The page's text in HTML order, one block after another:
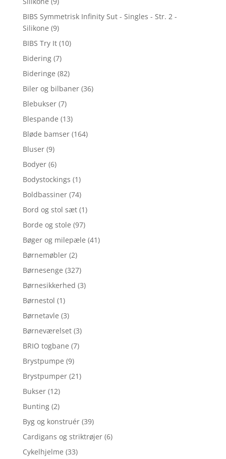
BIBS Symmetrisk Infinity Sut - Singles - Str. 2 -
Silikone (9)
BIBS Try It (10)
Bidering (7)
Bideringe (82)
Biler og bilbaner (36)
Blebukser (7)
Blespande (13)
Bløde bamser (164)
Bluser (9)
Bodyer (6)
Bodystockings (1)
Boldbassiner (74)
Bord og stol sæt (1)
Borde og stole (97)
Bøger og milepæle (41)
Børnemøbler (2)
Børnesenge (327)
Børnesikkerhed (3)
Børnestol (1)
Børnetavle (3)
Børneværelset (3)
BRIO togbane (7)
Brystpumpe (9)
Brystpumper (21)
Bukser (12)
Bunting (2)
Byg og konstruér (39)
Cardigans og striktrøjer (6)
Cykelhjelme (33)